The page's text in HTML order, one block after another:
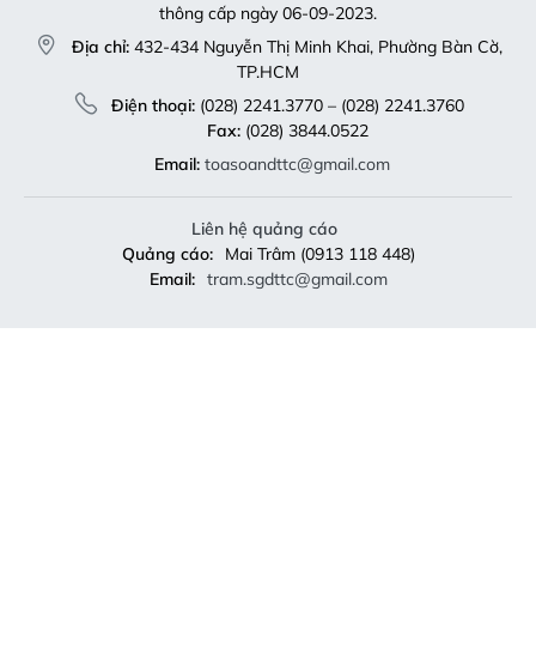
thông cấp ngày 06-09-2023.
Địa chỉ: 432-434 Nguyễn Thị Minh Khai, Phường Bàn Cờ,
TP.HCM
Điện thoại:(028) 2241.3770 – (028) 2241.3760
Fax:(028) 3844.0522
Email: toasoandttc@gmail.com
Liên hệ quảng cáo
Quảng cáo:
Mai Trâm (0913 118 448)
Email: tram.sgdttc@gmail.com